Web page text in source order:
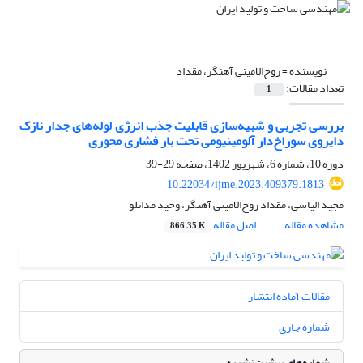
نویسنده =روح‌الامینی آهنگر، مقداد
تعداد مقالات: 1
بررسی تجربی و شبیه‌سازی قابلیت جذب انرژی لوله‌های جدار نازک
دایروی سوراخ‌دار آلومینیومی تحت بار فشاری محوری
دوره 10، شماره 6، شهریور 1402، صفحه
29-39
10.22034/ijme.2023.409379.1813
مجید الیاسی، مقداد روح‌الامینی آهنگر، وحید مدانلو
مشاهده مقاله
اصل مقاله 866.35 K
مقالات آماده انتشار
شماره جاری